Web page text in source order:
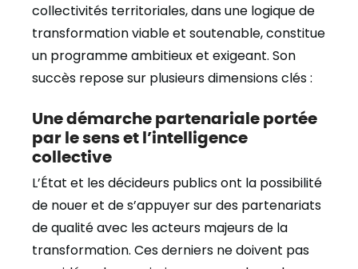
collectivités territoriales, dans une logique de
transformation viable et soutenable, constitue
un programme ambitieux et exigeant. Son
succès repose sur plusieurs dimensions clés :
Une démarche partenariale portée
par le sens et l’intelligence
collective
L’État et les décideurs publics ont la possibilité
de nouer et de s’appuyer sur des partenariats
de qualité avec les acteurs majeurs de la
transformation. Ces derniers ne doivent pas